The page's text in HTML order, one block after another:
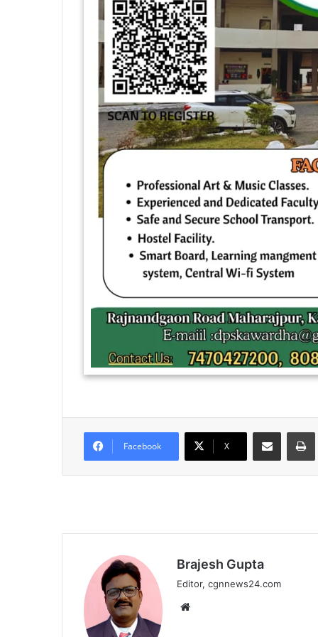
Facebook X
Share via Email
Brajesh Gupta
Editor, cgnnews24.com